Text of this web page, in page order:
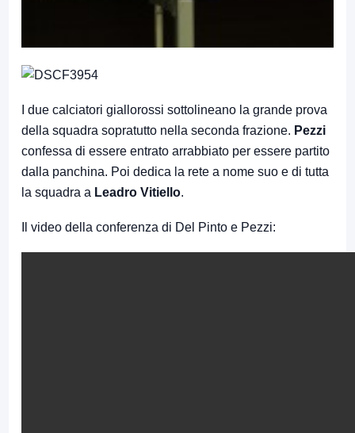
I due calciatori giallorossi sottolineano la grande prova
della squadra sopratutto nella seconda frazione. Pezzi
confessa di essere entrato arrabbiato per essere partito
dalla panchina. Poi dedica la rete a nome suo e di tutta
la squadra a Leadro Vitiello.
Il video della conferenza di Del Pinto e Pezzi: